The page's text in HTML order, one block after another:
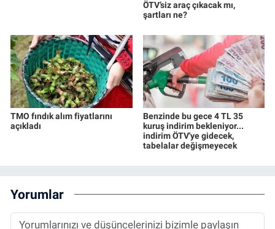
ÖTV’siz araç çıkacak mı,
şartları ne?
TMO fındık alım fiyatlarını
açıkladı
Benzinde bu gece 4 TL 35
kuruş indirim bekleniyor...
indirim ÖTV'ye gidecek,
tabelalar değişmeyecek
Yorumlar